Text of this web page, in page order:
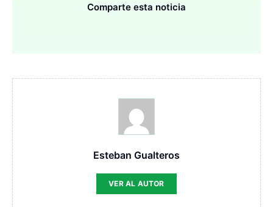
Comparte esta noticia
Esteban Gualteros
VER AL AUTOR